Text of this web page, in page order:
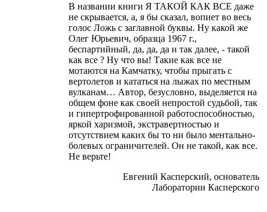
В названии книги Я ТАКОЙ КАК ВСЕ даже
не скрывается, а, я бы сказал, вопиет во весь
голос Ложь с заглавной буквы. Ну какой же
Олег Юрьевич, образца 1967 г.,
беспартийный, да, да, да и так далее, - такой
как все ? Ну что вы! Такие как все не
мотаются на Камчатку, чтобы прыгать с
вертолетов и кататься на лыжах по местным
вулканам… Автор, безусловно, выделяется на
общем фоне как своей непростой судьбой, так
и гипертрофированной работоспособностью,
яркой харизмой, экстравертностью и
отсутствием каких бы то ни было ментально-
болевых ограничителей. Он не такой, как все.
Не верьте!
Евгений Касперский, основатель
Лаборатории Касперского